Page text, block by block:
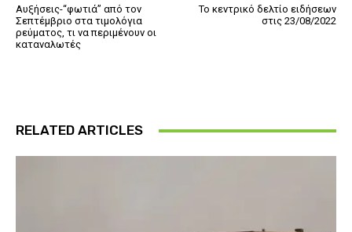
Αυξήσεις-“φωτιά” από τον
Σεπτέμβριο στα τιμολόγια
ρεύματος, τι να περιμένουν οι
καταναλωτές
Το κεντρικό δελτίο ειδήσεων
στις 23/08/2022
RELATED ARTICLES